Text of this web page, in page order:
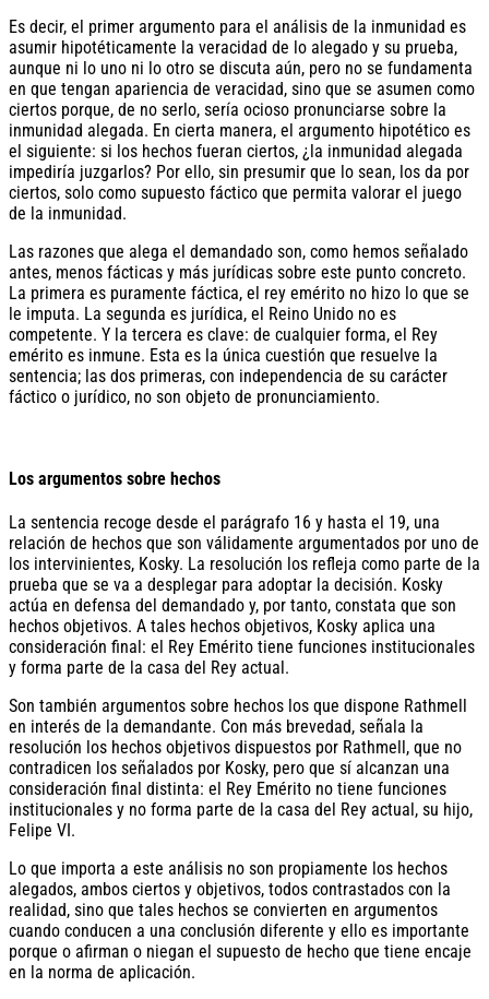
Es decir, el primer argumento para el análisis de la inmunidad es
asumir hipotéticamente la veracidad de lo alegado y su prueba,
aunque ni lo uno ni lo otro se discuta aún, pero no se fundamenta
en que tengan apariencia de veracidad, sino que se asumen como
ciertos porque, de no serlo, sería ocioso pronunciarse sobre la
inmunidad alegada. En cierta manera, el argumento hipotético es
el siguiente: si los hechos fueran ciertos, ¿la inmunidad alegada
impediría juzgarlos? Por ello, sin presumir que lo sean, los da por
ciertos, solo como supuesto fáctico que permita valorar el juego
de la inmunidad.
Las razones que alega el demandado son, como hemos señalado
antes, menos fácticas y más jurídicas sobre este punto concreto.
La primera es puramente fáctica, el rey emérito no hizo lo que se
le imputa. La segunda es jurídica, el Reino Unido no es
competente. Y la tercera es clave: de cualquier forma, el Rey
emérito es inmune. Esta es la única cuestión que resuelve la
sentencia; las dos primeras, con independencia de su carácter
fáctico o jurídico, no son objeto de pronunciamiento.
Los argumentos sobre hechos
La sentencia recoge desde el parágrafo 16 y hasta el 19, una
relación de hechos que son válidamente argumentados por uno de
los intervinientes, Kosky. La resolución los refleja como parte de la
prueba que se va a desplegar para adoptar la decisión. Kosky
actúa en defensa del demandado y, por tanto, constata que son
hechos objetivos. A tales hechos objetivos, Kosky aplica una
consideración final: el Rey Emérito tiene funciones institucionales
y forma parte de la casa del Rey actual.
Son también argumentos sobre hechos los que dispone Rathmell
en interés de la demandante. Con más brevedad, señala la
resolución los hechos objetivos dispuestos por Rathmell, que no
contradicen los señalados por Kosky, pero que sí alcanzan una
consideración final distinta: el Rey Emérito no tiene funciones
institucionales y no forma parte de la casa del Rey actual, su hijo,
Felipe VI.
Lo que importa a este análisis no son propiamente los hechos
alegados, ambos ciertos y objetivos, todos contrastados con la
realidad, sino que tales hechos se convierten en argumentos
cuando conducen a una conclusión diferente y ello es importante
porque o afirman o niegan el supuesto de hecho que tiene encaje
en la norma de aplicación.